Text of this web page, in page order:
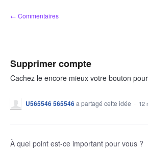
Aller
au
← Commentaires
Supprimer compte
Cachez le encore mieux votre bouton
U565546 565546a partagé cette idée · 12
À quel point est-ce important pour vous ?